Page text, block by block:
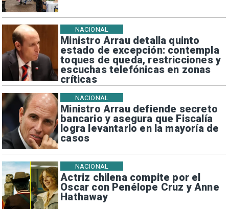
Ministro Arrau detalla quinto
estado de excepción: contempla
toques de queda, restricciones y
escuchas telefónicas en zonas
críticas
NACIONAL
Ministro Arrau defiende secreto
bancario y asegura que Fiscalía
logra levantarlo en la mayoría de
casos
NACIONAL
Actriz chilena compite por el
Oscar con Penélope Cruz y Anne
Hathaway
NACIONAL